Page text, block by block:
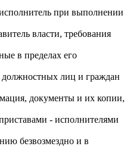
при выполнении
власти, требования
в пределах его
должностных лиц и граждан
документы и их копии,
- исполнителями
безвозмездно и в